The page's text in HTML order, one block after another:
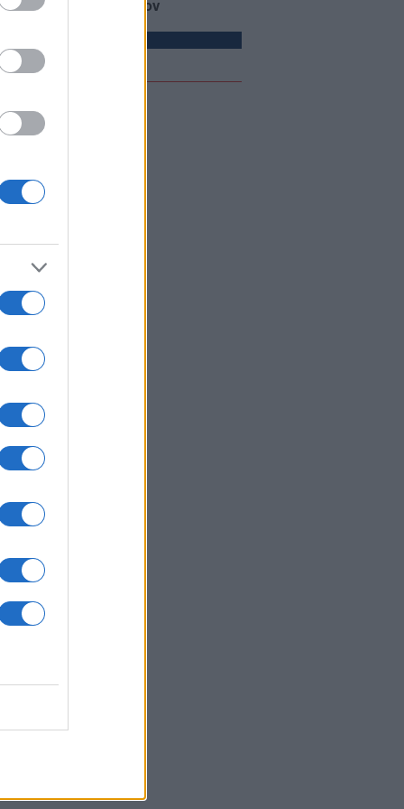
η επικοινωνία με τον
08/26 - 21:55
ποδοσφαιριστής από κεραυνό
ώρα του αγώνα!
IDF: Ο ισραηλινός στρατός
05/08/26 - 21:13
Εντοπίστηκε σχεδόν άθικτη
Πολέμου
Πυροβολισμοί στη Βόρεια
05/08/26 - 20:52
Εντοπίστηκε σορός κοντά στον
Γερμανό τουρίστα
08/26 - 20:24
Διαψεύδει συμμετοχή σε
για το Ορμούζ
08/26 - 20:12